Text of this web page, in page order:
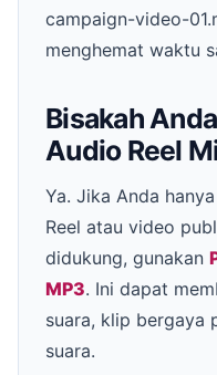
campaign-video-
menghemat waktu
Bisakah
Audio Reel
Ya. Jika Anda
Reel atau video
didukung, gunakan
MP3. Ini dapat
suara, klip bergaya
suara.